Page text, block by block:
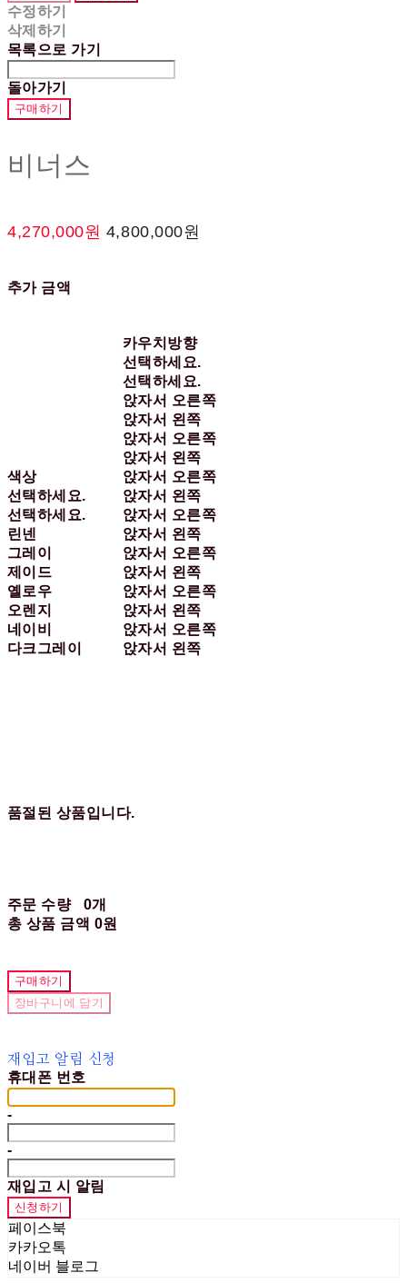
수정하기
삭제하기
목록으로 가기
돌아가기
구매하기
비너스
4,270,000원 4,800,000원
추가 금액
색상
선택하세요.
선택하세요.
린넨
그레이
제이드
옐로우
오렌지
네이비
다크그레이
카우치방향
선택하세요.
선택하세요.
앉자서 오른쪽
앉자서 왼쪽
앉자서 오른쪽
앉자서 왼쪽
앉자서 오른쪽
앉자서 왼쪽
앉자서 오른쪽
앉자서 왼쪽
앉자서 오른쪽
앉자서 왼쪽
앉자서 오른쪽
앉자서 왼쪽
앉자서 오른쪽
앉자서 왼쪽
품절된 상품입니다.
주문 수량
0개
총 상품 금액 0원
구매하기
장바구니에 담기
재입고 알림 신청
휴대폰 번호
-
-
재입고 시 알림
신청하기
페이스북
카카오톡
네이버 블로그